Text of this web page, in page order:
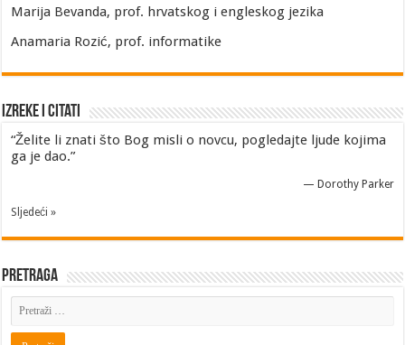
Marija Bevanda, prof. hrvatskog i engleskog jezika
Anamaria Rozić, prof. informatike
Izreke i Citati
“Želite li znati što Bog misli o novcu, pogledajte ljude kojima
ga je dao.”
— Dorothy Parker
Sljedeći »
Pretraga